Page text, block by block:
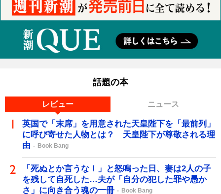
話題の本
レビュー ニュース
英国で「末席」を用意された天皇陛下を「最前列」
に呼び寄せた人物とは？ 天皇陛下が尊敬される理
由
Book Bang
「死ぬとか言うな！」と怒鳴った日、妻は2人の子
を残して自死した…夫が「自分の犯した罪や愚か
さ」に向き合う魂の一冊
Book Bang